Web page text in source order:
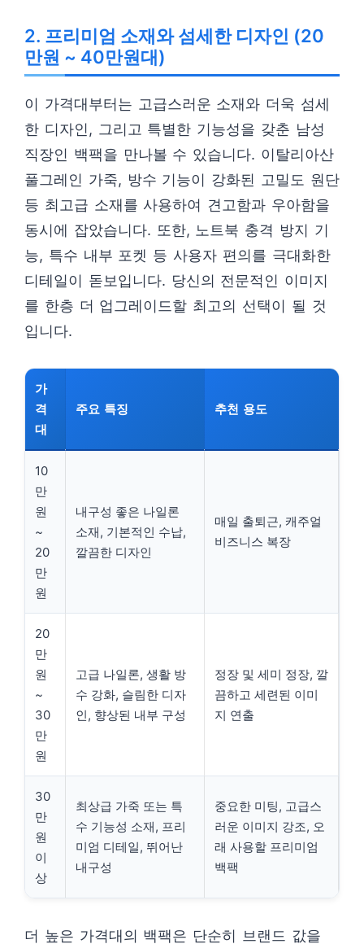
2. 프리미엄 소재와 섬세한 디자인 (20
만원 ~ 40만원대)
이 가격대부터는 고급스러운 소재와 더욱 섬세
한 디자인, 그리고 특별한 기능성을 갖춘 남성
직장인 백팩을 만나볼 수 있습니다. 이탈리아산
풀그레인 가죽, 방수 기능이 강화된 고밀도 원단
등 최고급 소재를 사용하여 견고함과 우아함을
동시에 잡았습니다. 또한, 노트북 충격 방지 기
능, 특수 내부 포켓 등 사용자 편의를 극대화한
디테일이 돋보입니다. 당신의 전문적인 이미지
를 한층 더 업그레이드할 최고의 선택이 될 것
입니다.
가
격
대
주요 특징 추천 용도
10
만
원
~
20
만
원
내구성 좋은 나일론
소재, 기본적인 수납,
깔끔한 디자인
매일 출퇴근, 캐주얼
비즈니스 복장
20
만
원
~
30
만
원
고급 나일론, 생활 방
수 강화, 슬림한 디자
인, 향상된 내부 구성
정장 및 세미 정장, 깔
끔하고 세련된 이미
지 연출
30
만
원
이
상
최상급 가죽 또는 특
수 기능성 소재, 프리
미엄 디테일, 뛰어난
내구성
중요한 미팅, 고급스
러운 이미지 강조, 오
래 사용할 프리미엄
백팩
더 높은 가격대의 백팩은 단순히 브랜드 값을